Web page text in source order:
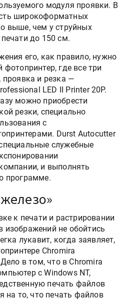
модуля проявки. В
широкоформатных
выше, чем у струйных
до 150 см.
его, как правило, нужно
где все три
проявка и резка —
LED II Printer 20P.
можно приобрести
резки, специально
с
Durst Autocutter
служебные
и выполнять
программе.
к печати и растрировании
не обойтись
лукавит, когда заявляет,
Chromira
в том, что в Chromira
с Windows NT,
печать файлов
на то, что печать файлов